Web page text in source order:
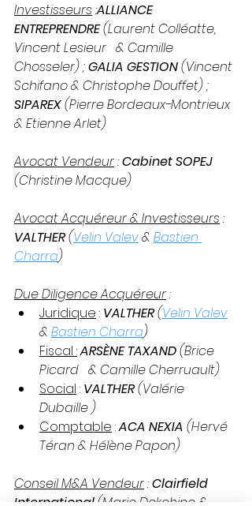
Investisseurs :ALLIANCE
ENTREPRENDRE (Laurent Colléatte,
Vincent Lesieur   & Camille
Chosseler) ; GALIA GESTION (Vincent
Schifano & Christophe Douffet) ;
SIPAREX (Pierre Bordeaux-Montrieux
& Etienne Arlet)
Avocat Vendeur : Cabinet SOPEJ
(Christine Macque)
Avocat Acquéreur & Investisseurs :
VALTHER (Velin Valev & Bastien
Charra)
Due Diligence Acquéreur :
Juridique : VALTHER (Velin Valev
& Bastien Charra)
Fiscal :ARSÈNE TAXAND (Brice
Picard   & Camille Cherruault)
Social : VALTHER (Valérie
Dubaille )
Comptable : ACA NEXIA (Hervé
Téran & Hélène Papon)
Conseil M&A Vendeur : Clairfield